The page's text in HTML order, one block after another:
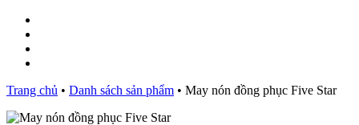
Trang chủ • Danh sách sản phẩm • May nón đồng phục Five Star